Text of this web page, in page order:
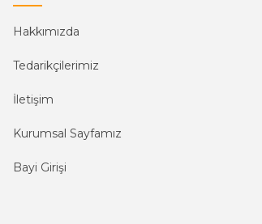
Hakkımızda
Tedarikçilerimiz
İletişim
Kurumsal Sayfamız
Bayi Girişi